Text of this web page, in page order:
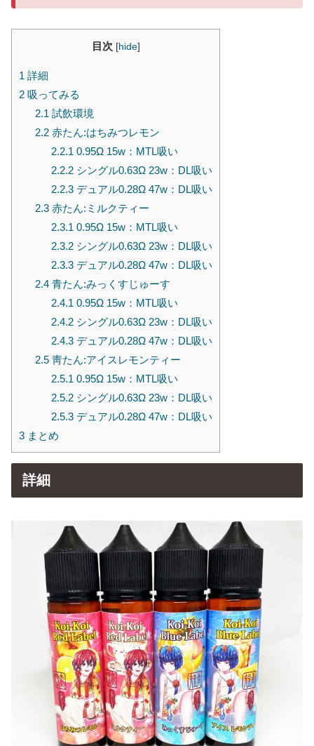
目次 [hide]
1 詳細
2 吸ってみる
2.1試飲環境
2.2赤たん:はちみつレモン
2.2.10.95Ω 15w：MTL吸い
2.2.2シングル0.63Ω 23w：DL吸い
2.2.3デュアル0.28Ω 47w：DL吸い
2.3赤たん:ミルクティー
2.3.10.95Ω 15w：MTL吸い
2.3.2シングル0.63Ω 23w：DL吸い
2.3.3デュアル0.28Ω 47w：DL吸い
2.4青たん:みっくすじゅーす
2.4.10.95Ω 15w：MTL吸い
2.4.2シングル0.63Ω 23w：DL吸い
2.4.3デュアル0.28Ω 47w：DL吸い
2.5靑たん:アイスレモンティー
2.5.10.95Ω 15w：MTL吸い
2.5.2シングル0.63Ω 23w：DL吸い
2.5.3デュアル0.28Ω 47w：DL吸い
3 まとめ
詳細